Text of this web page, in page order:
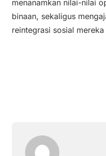
menanamkan nilai-nilai
binaan, sekaligus
reintegrasi sosial